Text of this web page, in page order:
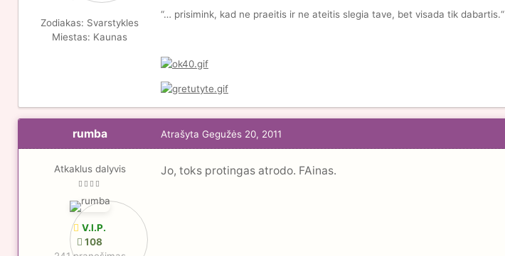
Zodiakas: Svarstykles
Miestas: Kaunas
“… prisimink, kad ne praeitis ir ne ateitis slegia tave, bet visada tik dabartis.“
rumba
Atkaklus dalyvis
V.I.P.
108
Atrašyta Gegužės 20, 2011
Jo, toks protingas atrodo. FAinas.